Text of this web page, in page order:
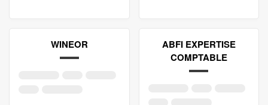
WINEOR
ABFI EXPERTISE
COMPTABLE